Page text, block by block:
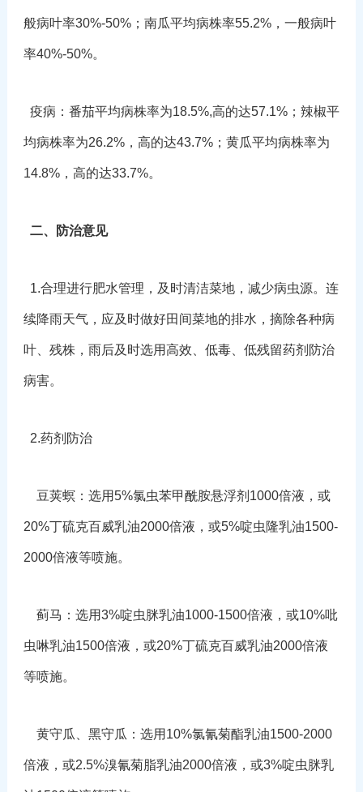
般病叶率30%-50%；南瓜平均病株率55.2%，一般病叶
率40%-50%。
疫病：番茄平均病株率为18.5%,高的达57.1%；辣椒平
均病株率为26.2%，高的达43.7%；黄瓜平均病株率为
14.8%，高的达33.7%。
二、防治意见
1.合理进行肥水管理，及时清洁菜地，减少病虫源。连
续降雨天气，应及时做好田间菜地的排水，摘除各种病
叶、残株，雨后及时选用高效、低毒、低残留药剂防治
病害。
2.药剂防治
豆荚螟：选用5%氯虫苯甲酰胺悬浮剂1000倍液，或
20%丁硫克百威乳油2000倍液，或5%啶虫隆乳油1500-
2000倍液等喷施。
蓟马：选用3%啶虫脒乳油1000-1500倍液，或10%吡
虫啉乳油1500倍液，或20%丁硫克百威乳油2000倍液
等喷施。
黄守瓜、黑守瓜：选用10%氯氰菊酯乳油1500-2000
倍液，或2.5%溴氰菊脂乳油2000倍液，或3%啶虫脒乳